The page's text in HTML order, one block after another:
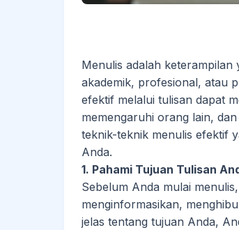
Menulis adalah keterampilan
akademik, profesional, atau
efektif melalui tulisan dapat
memengaruhi orang lain,
teknik-teknik menulis efektif
Anda.
1. Pahami Tujuan Tulisan
Sebelum Anda mulai
menginformasikan,
jelas tentang tujuan Anda,